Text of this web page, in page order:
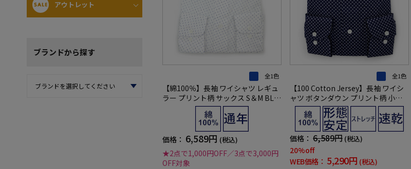
アウトレット
ブランドから探す
全1色
【綿100％】長袖 ワイシャツ レギュ
ラー プリント柄 サックス S＆M BLU
E LABEL 通年
価格： 6,589円 (税込)
★2点で1,000円OFF／3点で3,000円
OFF対象
全1色
【100 Cotton Jersey】長袖 ワイシ
ャツ ボタンダウン プリント柄 小紋
ネイビー 綿100％ リッケンバッカー
通年
価格： 6,589円 (税込)
20%off
WEB価格： 5,290円 (税込)